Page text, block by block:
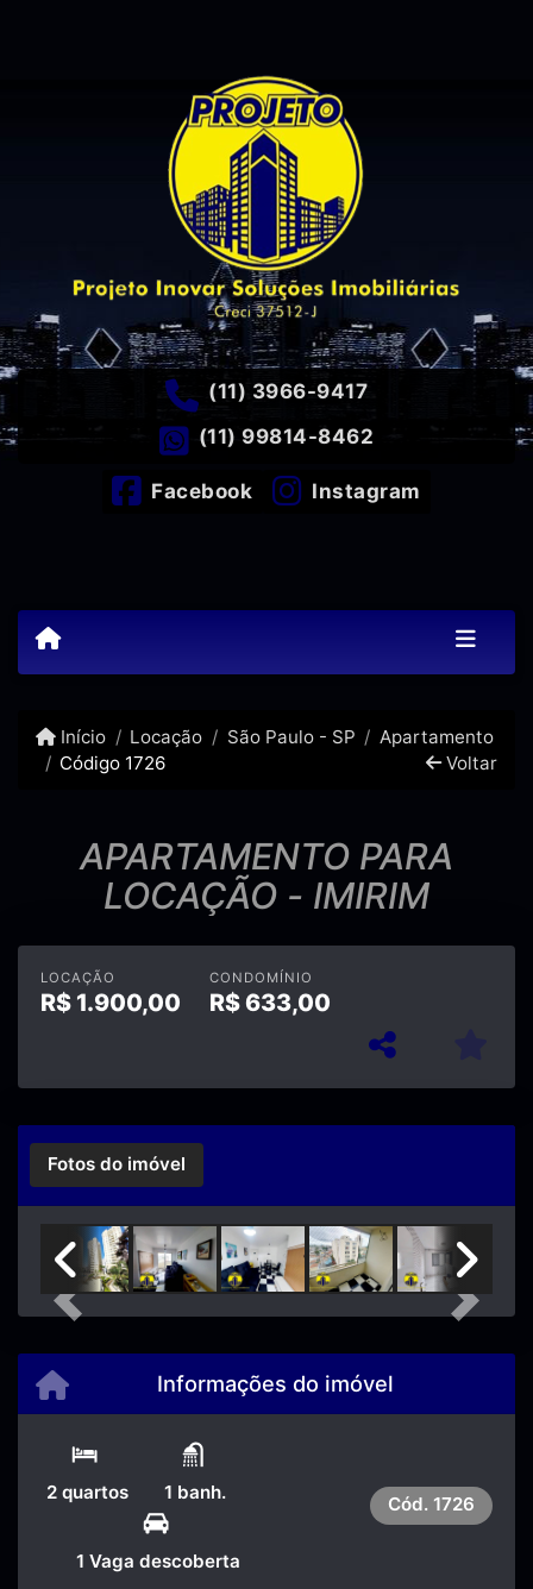
(11) 3966-9417
(11) 99814-8462
Facebook Instagram
Início Locação São Paulo - SP
Apartamento
Código 1726
Voltar
APARTAMENTO PARA
LOCAÇÃO - IMIRIM
LOCAÇÃO
R$ 1.900,00
CONDOMÍNIO
R$633,00
Fotos do imóvel
Previous Next
Informações do imóvel
2 quartos 1 banh.
1 Vaga descoberta
Cód. 1726